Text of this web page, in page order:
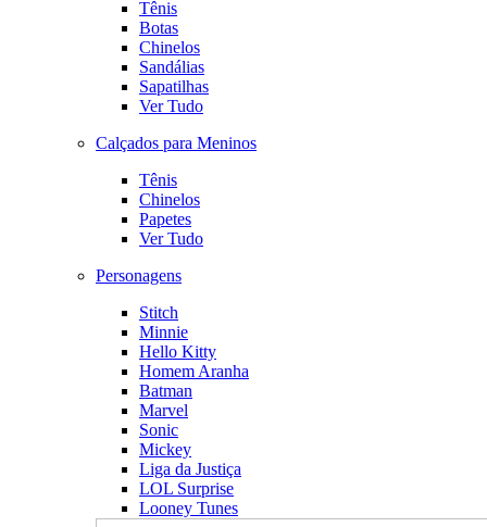
Tênis
Botas
Chinelos
Sandálias
Sapatilhas
Ver Tudo
Calçados para Meninos
Tênis
Chinelos
Papetes
Ver Tudo
Personagens
Stitch
Minnie
Hello Kitty
Homem Aranha
Batman
Marvel
Sonic
Mickey
Liga da Justiça
LOL Surprise
Looney Tunes